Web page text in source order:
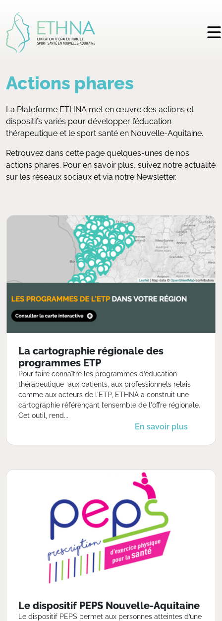
Actions phares
La Plateforme ETHNA met en œuvre des actions et
dispositifs variés pour développer l’éducation
thérapeutique et le sport santé en Nouvelle-Aquitaine.
Retrouvez dans cette page quelques-unes de nos
actions phares. Pour en savoir plus, suivez notre actualité
sur les réseaux sociaux et via notre Newsletter.
La cartographie régionale des
programmes ETP
Pour faire connaître les programmes d’éducation
thérapeutique aux patients, aux professionnels relais
comme aux acteurs de l'ETP, ETHNA a construit une
cartographie référençant l’ensemble de l'offre régionale.
Cet outil, rend...
En savoir plus
Le dispositif PEPS Nouvelle-Aquitaine
Le dispositif PEPS permet aux personnes atteintes d’une